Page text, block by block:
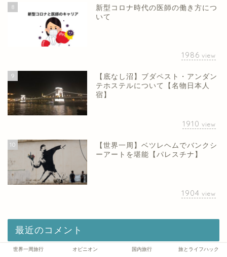
8
新型コロナ時代の医師の働き方につ
いて
1986 view
9
【底なし沼】ブダペスト・アンダン
テホステルについて【名物日本人
宿】
1910 view
10
【世界一周】ベツレヘムでバンクシ
ーアートを堪能【パレスチナ】
1904 view
最近のコメント
世界一周旅行 オピニオン 国内旅行 旅とライフハック